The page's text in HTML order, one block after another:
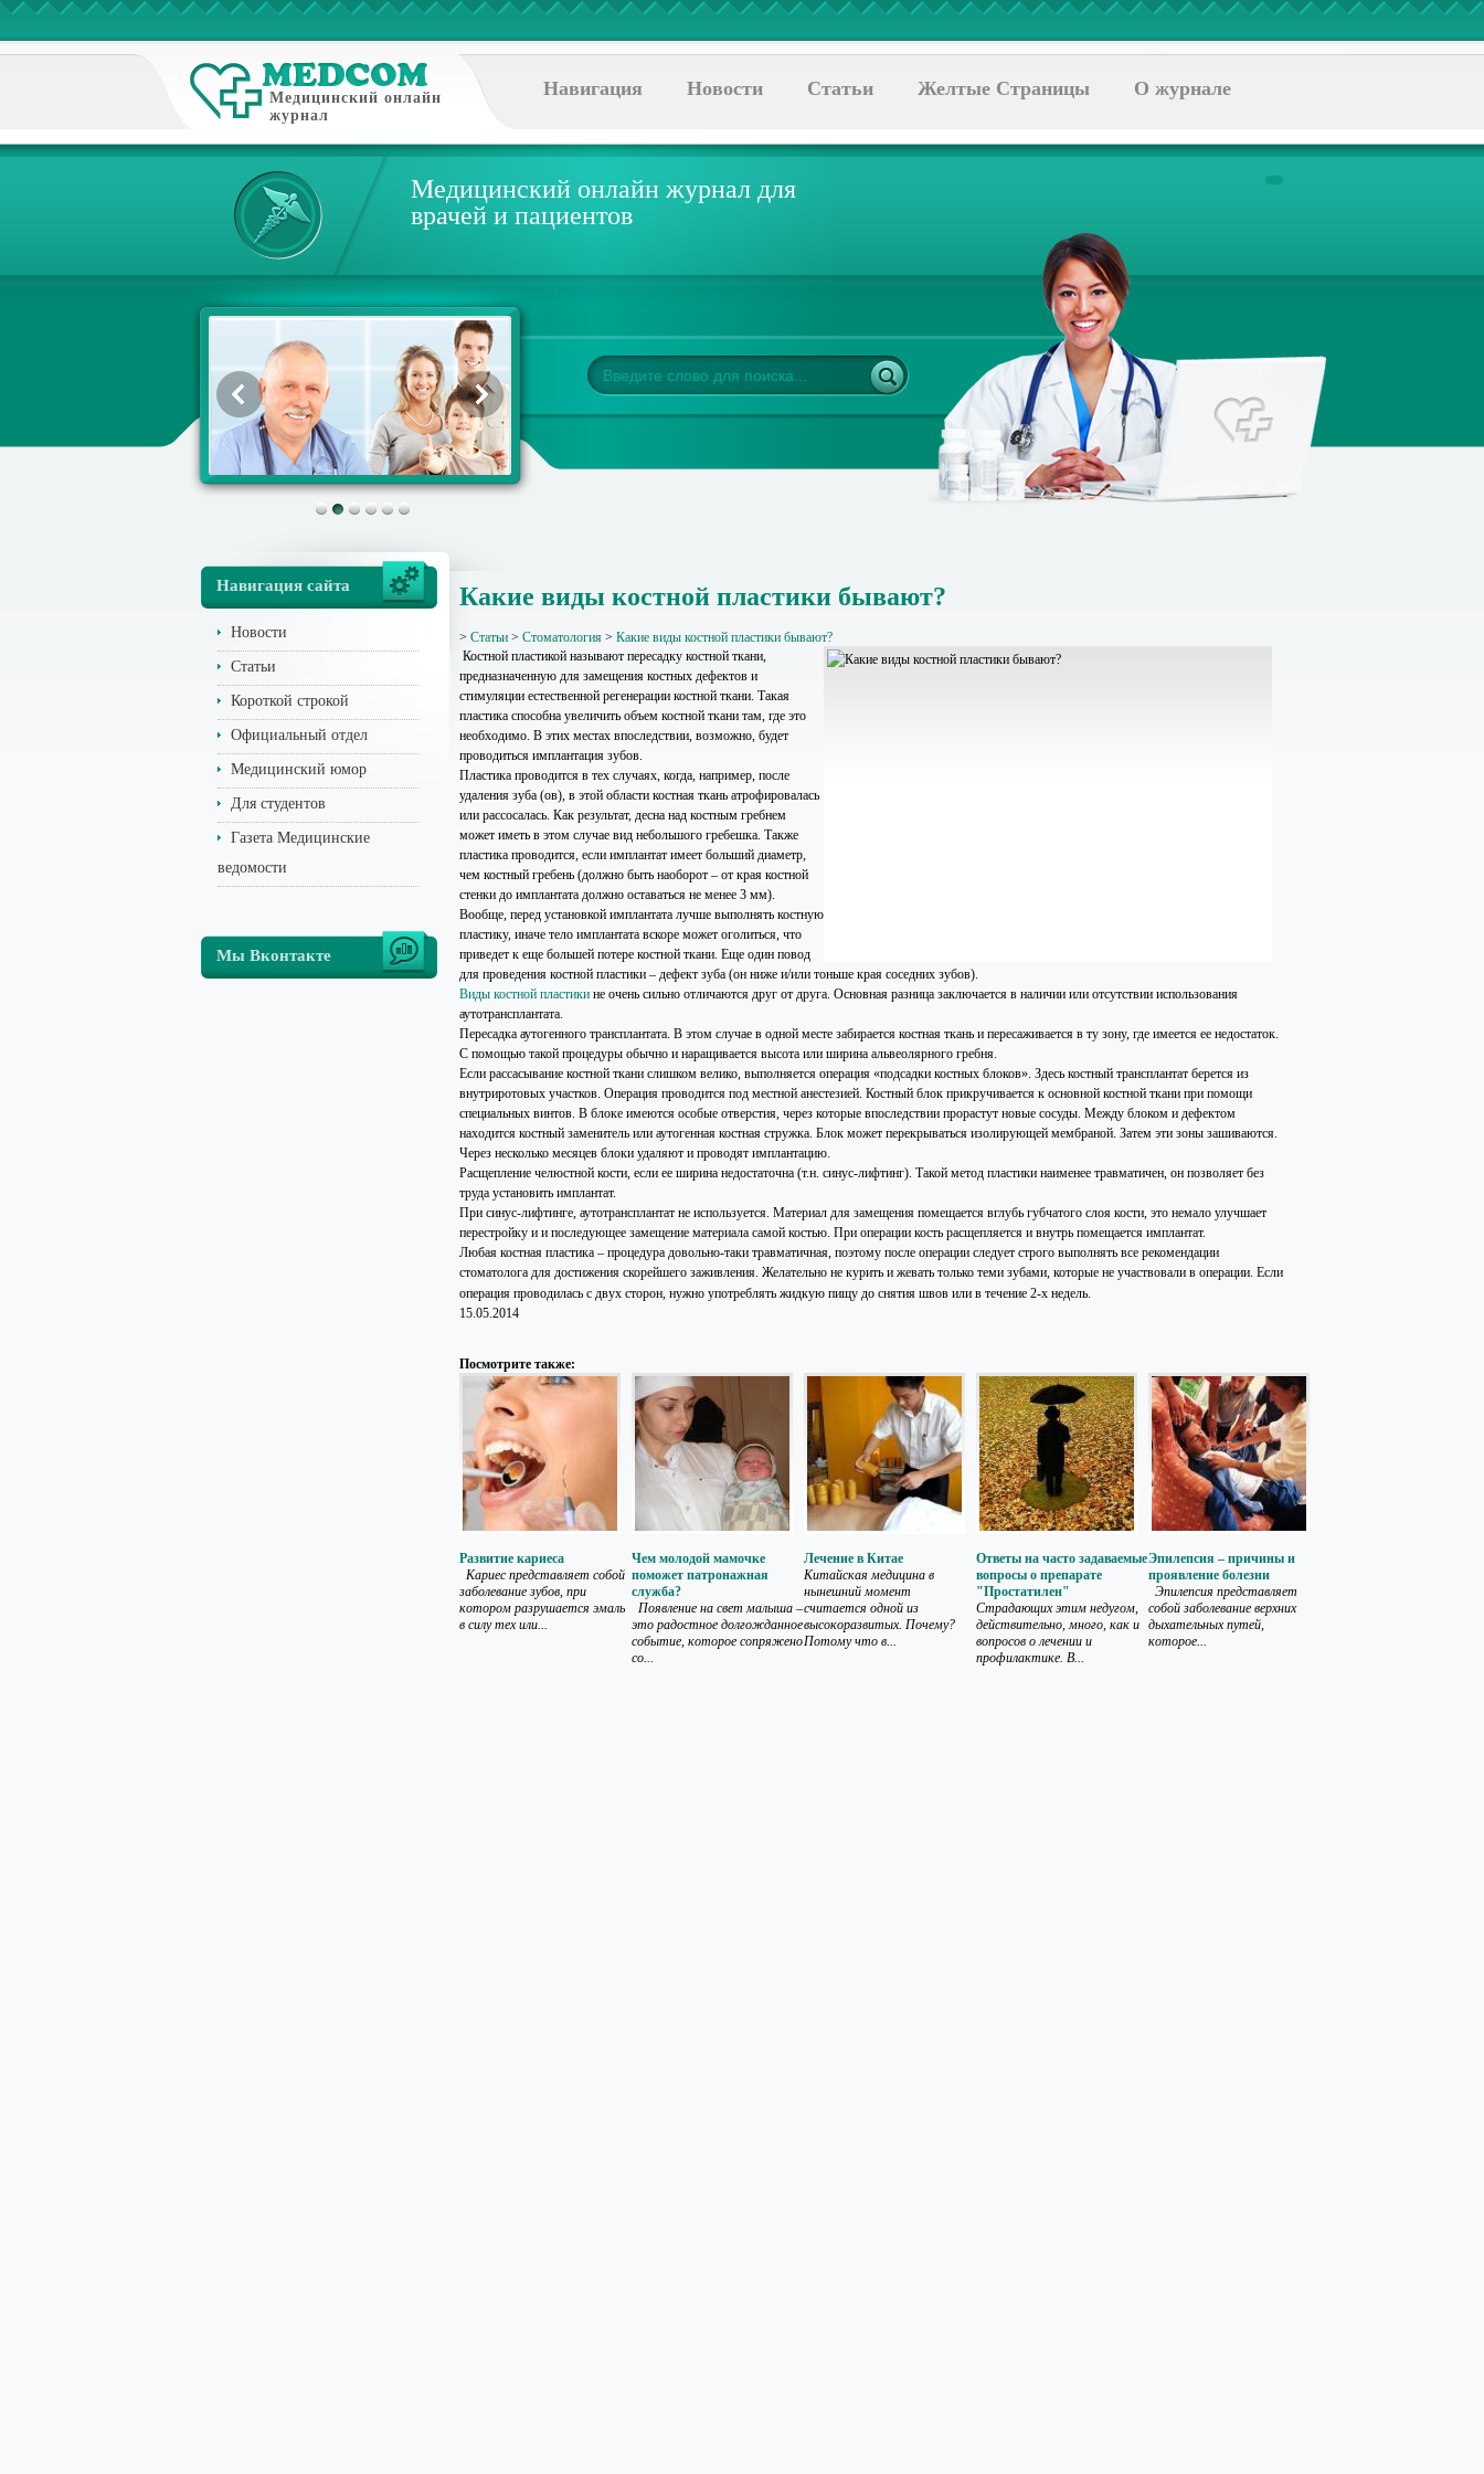
Медицинский онлайн
журнал
Навигация Новости Статьи Желтые Страницы О журнале
Медицинский онлайн журнал для
врачей и пациентов
Навигация сайта
Новости
Статьи
Короткой строкой
Официальный отдел
Медицинский юмор
Для студентов
Газета Медицинские
ведомости
Мы Вконтакте
Какие виды костной пластики бывают?
> Статьи > Стоматология > Какие виды костной пластики бывают?
Костной пластикой называют пересадку костной ткани,
предназначенную для замещения костных дефектов и
стимуляции естественной регенерации костной ткани. Такая
пластика способна увеличить объем костной ткани там, где это
необходимо. В этих местах впоследствии, возможно, будет
проводиться имплантация зубов.
Пластика проводится в тех случаях, когда, например, после
удаления зуба (ов), в этой области костная ткань атрофировалась
или рассосалась. Как результат, десна над костным гребнем
может иметь в этом случае вид небольшого гребешка. Также
пластика проводится, если имплантат имеет больший диаметр,
чем костный гребень (должно быть наоборот – от края костной
стенки до имплантата должно оставаться не менее 3 мм).
Вообще, перед установкой имплантата лучше выполнять костную
пластику, иначе тело имплантата вскоре может оголиться, что
приведет к еще большей потере костной ткани. Еще один повод
для проведения костной пластики – дефект зуба (он ниже и/или тоньше края соседних зубов).
Виды костной пластики не очень сильно отличаются друг от друга. Основная разница заключается в наличии или отсутствии использования
аутотрансплантата.
Пересадка аутогенного трансплантата. В этом случае в одной месте забирается костная ткань и пересаживается в ту зону, где имеется ее недостаток.
С помощью такой процедуры обычно и наращивается высота или ширина альвеолярного гребня.
Если рассасывание костной ткани слишком велико, выполняется операция «подсадки костных блоков». Здесь костный трансплантат берется из
внутриротовых участков. Операция проводится под местной анестезией. Костный блок прикручивается к основной костной ткани при помощи
специальных винтов. В блоке имеются особые отверстия, через которые впоследствии прорастут новые сосуды. Между блоком и дефектом
находится костный заменитель или аутогенная костная стружка. Блок может перекрываться изолирующей мембраной. Затем эти зоны зашиваются.
Через несколько месяцев блоки удаляют и проводят имплантацию.
Расщепление челюстной кости, если ее ширина недостаточна (т.н. синус-лифтинг). Такой метод пластики наименее травматичен, он позволяет без
труда установить имплантат.
При синус-лифтинге, аутотрансплантат не используется. Материал для замещения помещается вглубь губчатого слоя кости, это немало улучшает
перестройку и и последующее замещение материала самой костью. При операции кость расщепляется и внутрь помещается имплантат.
Любая костная пластика – процедура довольно-таки травматичная, поэтому после операции следует строго выполнять все рекомендации
стоматолога для достижения скорейшего заживления. Желательно не курить и жевать только теми зубами, которые не участвовали в операции. Если
операция проводилась с двух сторон, нужно употреблять жидкую пищу до снятия швов или в течение 2-х недель.
15.05.2014
Посмотрите также:
Развитие кариеса
Кариес представляет собой
заболевание зубов, при
котором разрушается эмаль
в силу тех или...
Чем молодой мамочке
поможет патронажная
служба?
Появление на свет малыша –
это радостное долгожданное
событие, которое сопряжено
со...
Лечение в Китае
Китайская медицина в
нынешний момент
считается одной из
высокоразвитых. Почему?
Потому что в...
Ответы на часто задаваемые
вопросы о препарате
"Простатилен"
Страдающих этим недугом,
действительно, много, как и
вопросов о лечении и
профилактике. В...
Эпилепсия – причины и
проявление болезни
Эпилепсия представляет
собой заболевание верхних
дыхательных путей,
которое...